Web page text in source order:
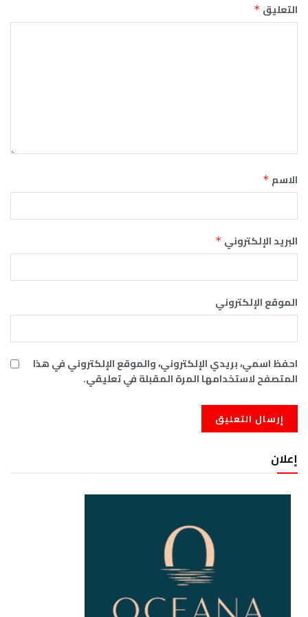
التعليق *
الاسم *
البريد الإلكتروني *
الموقع الإلكتروني
احفظ اسمي، بريدي الإلكتروني، والموقع الإلكتروني في هذا
المتصفح لاستخدامها المرة المقبلة في تعليقي.
إعلان